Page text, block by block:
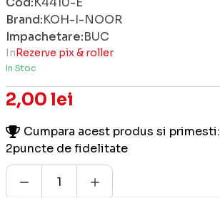
Brand:KOH-I-NOOR
Impachetare:BUC
InRezerve pix & roller
In Stoc
2,00 lei
Cumpara acest produs si primesti:
2puncte de fidelitate